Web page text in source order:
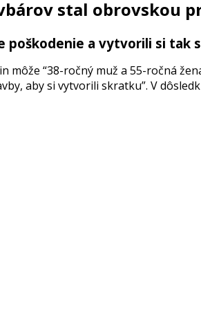
stal obrovskou
poškodenie a vytvorili si tak
môže “38-ročný muž a 55-ročná
aby si vytvorili skratku”. V